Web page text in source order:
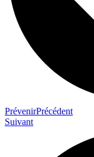
PrévenirPrécédent
Suivant